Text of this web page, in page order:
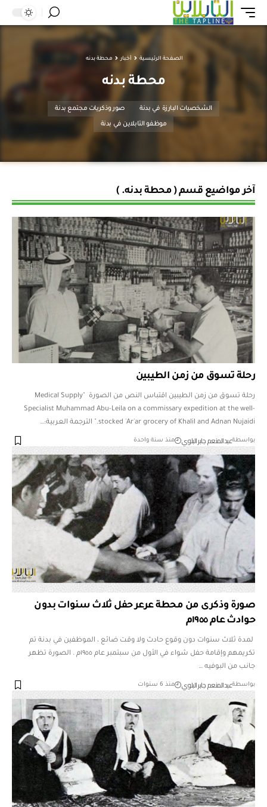
الصفحة الرئيسية أخبار محطة بدنه
محطة بدنه
الشخصيات البارزة في بدنة صور وذكريات مجتمع بدنة
موظفو التابلاين في بدنة
آخر مواضيع قسم ( محطة بدنه. )
رحلة تسوق من زمن الطيبين
رحلة تسوق من زمن الطيبين اقتباس النص من الصورة "Medical Supply
Specialist Muhammad Abu-Leila on a commissary expedition at the well-
stocked 'Ar'ar grocery of Khalil and Adnan Nujaidi." الترجمة العربية:…
بواسطةعبدالمنعم جابر البلوي منذ سنة واحدة
صورة وذكرى من محطة عرعر حفل ثلاث سنوات بدون
حوادث عام ١٩٥٥م
لمدة ثلاث سنوات دون وقوع حادث ولا وقت ضائع ، الموظفين في بدنة تم
تكريمهم وإقامة حفل شواء في الأول من سبتمبر عام ١٩٥٥م . الصورة تظهر
جانب من البوفيه …
بواسطةعبدالمنعم جابر البلوي منذ 6 سنوات